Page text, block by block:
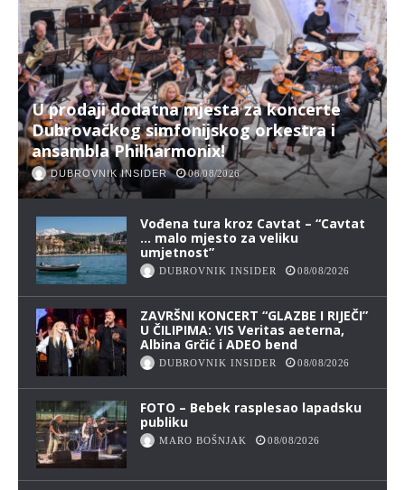
U prodaji dodatna mjesta za koncerte
Dubrovačkog simfonijskog orkestra i
ansambla Philharmonix!
DUBROVNIK INSIDER 08/08/2026
Vođena tura kroz Cavtat – “Cavtat
… malo mjesto za veliku
umjetnost”
DUBROVNIK INSIDER 08/08/2026
ZAVRŠNI KONCERT “GLAZBE I RIJEČI”
U ČILIPIMA: VIS Veritas aeterna,
Albina Grčić i ADEO bend
DUBROVNIK INSIDER 08/08/2026
FOTO – Bebek rasplesao lapadsku
publiku
MARO BOŠNJAK 08/08/2026